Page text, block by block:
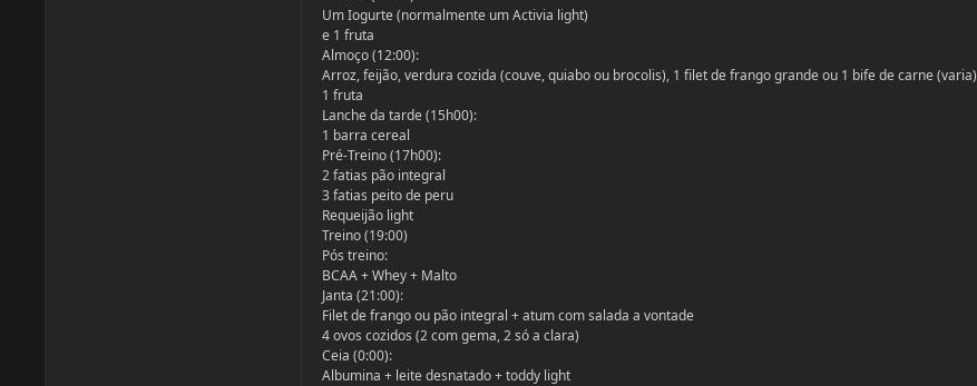
Um Iogurte (normalmente um Activia light)
e 1 fruta
Almoço (12:00):
Arroz, feijão, verdura cozida (couve, quiabo ou brocolis), 1 filet de frango grande ou 1 bife de carne (varia)
1 fruta
Lanche da tarde (15h00):
1 barra cereal
Pré-Treino (17h00):
2 fatias pão integral
3 fatias peito de peru
Requeijão light
Treino (19:00)
Pós treino:
BCAA + Whey + Malto
Janta (21:00):
Filet de frango ou pão integral + atum com salada a vontade
4 ovos cozidos (2 com gema, 2 só a clara)
Ceia (0:00):
Albumina + leite desnatado + toddy light